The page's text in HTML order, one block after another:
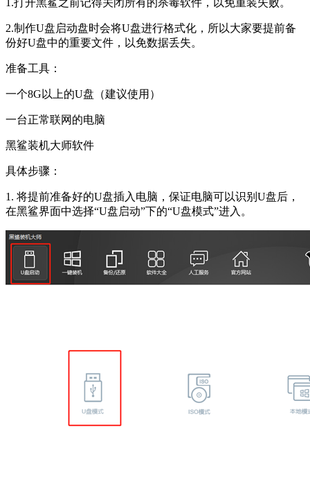
1.打开黑鲨之前记得关闭所有的杀毒软件，以免重装失败。
2.制作U盘启动盘时会将U盘进行格式化，所以大家要提前备
份好U盘中的重要文件，以免数据丢失。
准备工具：
一个8G以上的U盘（建议使用）
一台正常联网的电脑
黑鲨装机大师软件
具体步骤：
1. 将提前准备好的U盘插入电脑，保证电脑可以识别U盘后，
在黑鲨界面中选择“U盘启动”下的“U盘模式”进入。